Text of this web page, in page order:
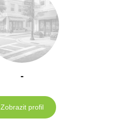
-
Zobrazit profil